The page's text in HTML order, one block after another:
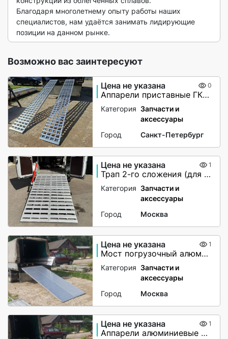
Благодаря многолетнему опыту работы наших
специалистов, нам удаётся занимать лидирующие
позиции на данном рынке.
Возможно вас заинтересуют
Цена не указана 0
Аппарели приставные ГКА 5.350.40 2/3
Категория Запчасти и
аксессуары
Город
Санкт-Петербург
Цена не указана 1
Трап 2-го сложения (для мото-вездеходов) не поворотный
Категория Запчасти и
аксессуары
Город
Москва
Цена не указана 1
Мост погрузочный алюминиевый
Категория Запчасти и
аксессуары
Город
Москва
Цена не указана 1
Аппарели алюминиевые 6000 кг